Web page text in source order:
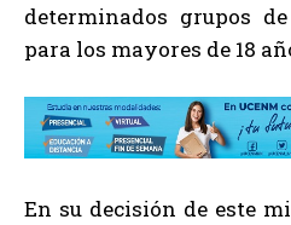
determinados grupos
para los mayores de 18
En su decisión de este